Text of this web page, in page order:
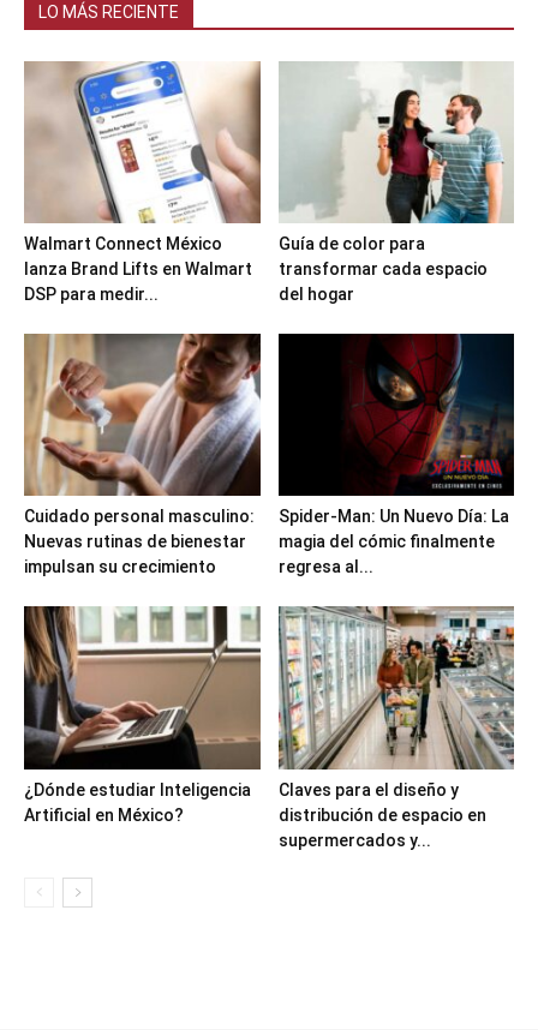
LO MÁS RECIENTE
Walmart Connect México
lanza Brand Lifts en Walmart
DSP para medir...
Guía de color para
transformar cada espacio
del hogar
Cuidado personal masculino:
Nuevas rutinas de bienestar
impulsan su crecimiento
Spider-Man: Un Nuevo Día: La
magia del cómic finalmente
regresa al...
¿Dónde estudiar Inteligencia
Artificial en México?
Claves para el diseño y
distribución de espacio en
supermercados y...